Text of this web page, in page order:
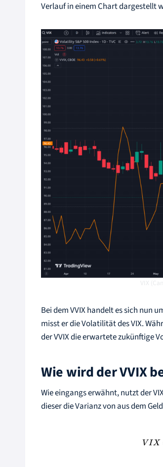
Verlauf in einem Chart dargestellt
VIX
Bei dem VVIX handelt es sich nun
misst er die Volatilität des VIX.
der VVIX die erwartete zukünftige
Wie wird der VVIX
Wie eingangs erwähnt, nutzt der
dieser die Varianz von aus dem